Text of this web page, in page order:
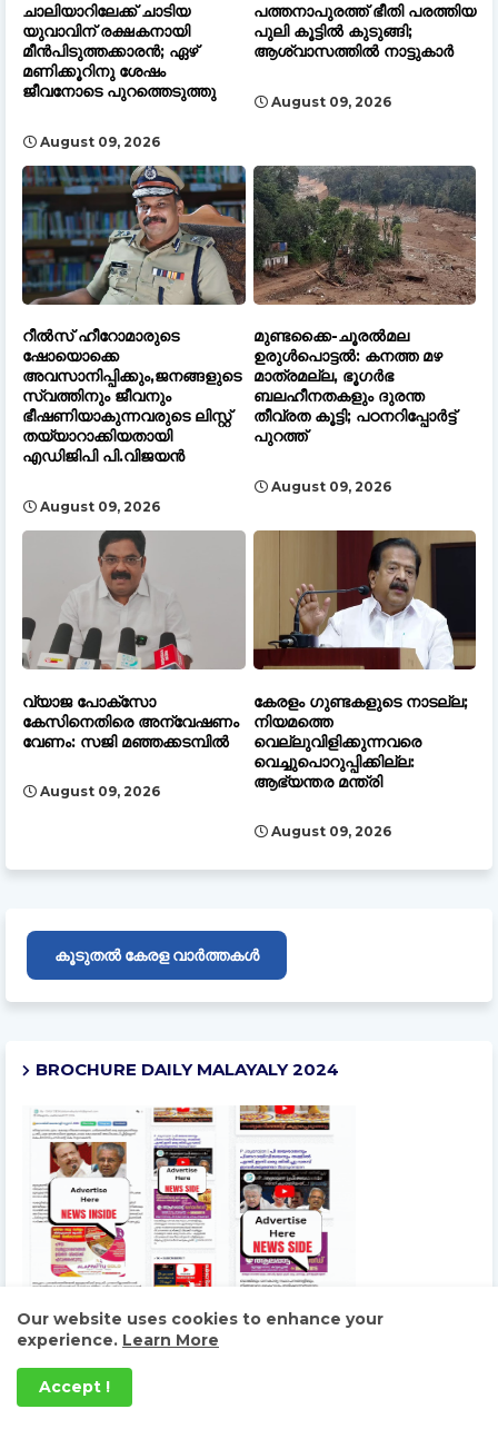
ചാലിയാറിലേക്ക് ചാടിയ
യുവാവിന് രക്ഷകനായി
മീൻപിടുത്തക്കാരൻ; ഏഴ്
മണിക്കൂറിനു ശേഷം
ജീവനോടെ പുറത്തെടുത്തു
August 09, 2026
പത്തനാപുരത്ത് ഭീതി പരത്തിയ
പുലി കൂട്ടിൽ കുടുങ്ങി;
ആശ്വാസത്തിൽ നാട്ടുകാർ
August 09, 2026
റീൽസ് ഹീറോമാരുടെ
ഷോയൊക്കെ
അവസാനിപ്പിക്കും,ജനങ്ങളുടെ
സ്വത്തിനും ജീവനും
ഭീഷണിയാകുന്നവരുടെ ലിസ്റ്റ്
തയ്യാറാക്കിയതായി
എഡിജിപി പി.വിജയൻ
August 09, 2026
മുണ്ടക്കൈ-ചൂരൽമല
ഉരുൾപൊട്ടൽ: കനത്ത മഴ
മാത്രമല്ല, ഭൂഗർഭ
ബലഹീനതകളും ദുരന്ത
തീവ്രത കൂട്ടി; പഠനറിപ്പോർട്ട്
പുറത്ത്
August 09, 2026
വ്യാജ പോക്സോ
കേസിനെതിരെ അന്വേഷണം
വേണം: സജി മഞ്ഞക്കടമ്പിൽ
August 09, 2026
കേരളം ഗുണ്ടകളുടെ നാടല്ല;
നിയമത്തെ
വെല്ലുവിളിക്കുന്നവരെ
വെച്ചുപൊറുപ്പിക്കില്ല:
ആഭ്യന്തര മന്ത്രി
August 09, 2026
കൂടുതൽ കേരള വാർത്തകൾ
BROCHURE DAILY MALAYALY 2024
Our website uses cookies to enhance your
experience. Learn More
Accept !